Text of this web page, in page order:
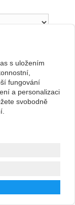
reserved
s uložením
fungování
a personalizaci
svobodně